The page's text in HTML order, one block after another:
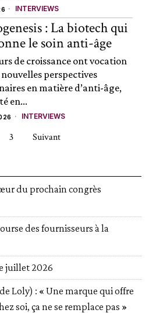
INTERVIEWS
: La biotech qui
le soin anti-âge
de croissance ont vocation
perspectives
en matière d’anti-âge,
en...
INTERVIEWS
3 Suivant
du prochain congrès
des fournisseurs à la
juillet 2026
Loly) : « Une marque qui offre
soi, ça ne se remplace pas »